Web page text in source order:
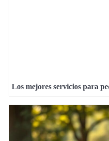
Los mejores servicios para